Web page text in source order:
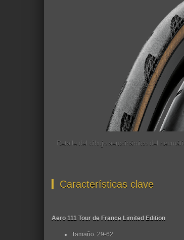
Detalle del dibujo aerodinámico del
Características clave
Aero 111 Tour de France Limited Edition
Tamaño: 29-62